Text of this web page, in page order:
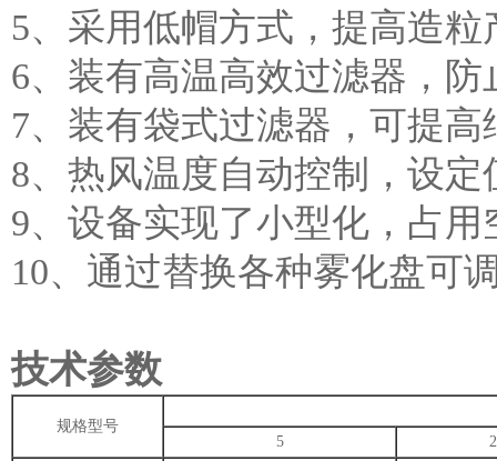
5、采用低帽方式，提高造
6、装有高温高效过滤器，
7、装有袋式过滤器，可提
8、热风温度自动控制，设
9、设备实现了小型化，占
10、通过替换各种雾化盘可
技术参数
规格型号
5